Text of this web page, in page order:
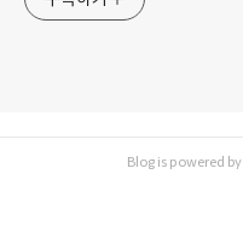
Blog is powered by